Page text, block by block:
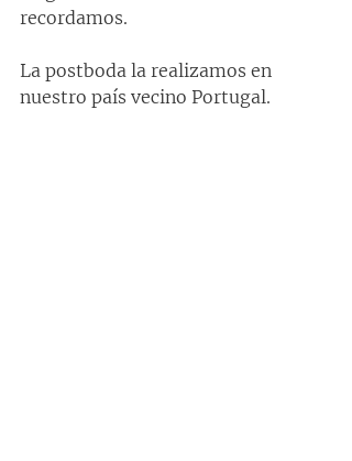
recordamos.
La postboda la realizamos en
nuestro país vecino Portugal.